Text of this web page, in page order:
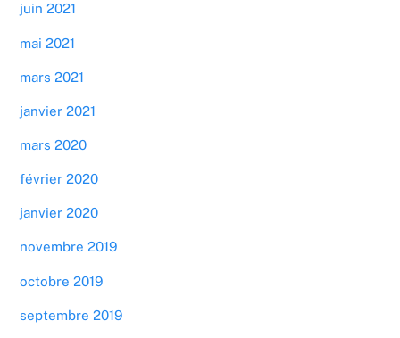
juin 2021
mai 2021
mars 2021
janvier 2021
mars 2020
février 2020
janvier 2020
novembre 2019
octobre 2019
septembre 2019